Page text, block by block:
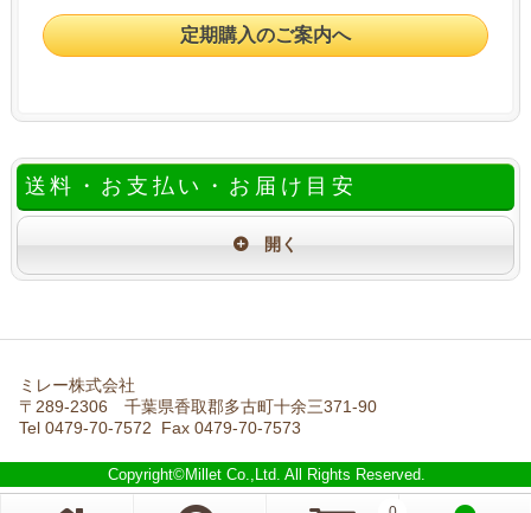
定期購入のご案内へ
送料・お支払い・お届け目安
ミレー株式会社
〒289-2306 千葉県香取郡多古町十余三371-90
Tel 0479-70-7572 Fax 0479-70-7573
Copyright©Millet Co.,Ltd. All Rights Reserved.